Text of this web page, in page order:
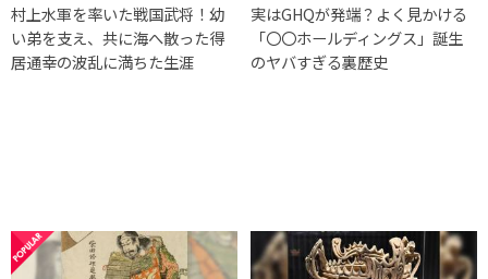
村上水軍を率いた戦国武将！幼
い弟を支え、共に海へ散った得
居通幸の波乱に満ちた生涯
実はGHQが発端？よく見かける
「〇〇ホールディングス」誕生
のヤバすぎる裏歴史